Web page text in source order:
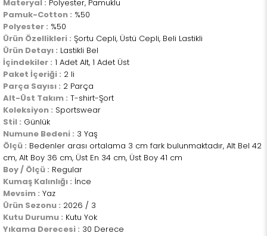
Materyal : Polyester, Pamuklu
Pamuk-Cotton : %50
Polyester : %50
Ürün Özellikleri : Şortu Cepli, Üstü Cepli, Beli Lastikli
Ürün Detayı : Lastikli Bel
İçindekiler : 1 Adet Alt, 1 Adet Üst
Paket İçeriği : 2 li
Parça Sayısı : 2 Parça
Alt-Üst Takım : T-shirt-Şort
Koleksiyon : Sportswear
Stil : Günlük
Numune Bedeni : 3 Yaş
Ölçü : Bedenler arası ortalama 3 cm fark bulunmaktadır, Alt Bel 42
cm, Alt Boy 36 cm, Üst En 34 cm, Üst Boy 41 cm
Boy / Ölçü : Regular
Kumaş Kalınlığı : İnce
Mevsim : Yaz
Ürün Sezonu : 2026 / 3
Kutu Durumu : Kutu Yok
Yıkama Derecesi : 30 Derece